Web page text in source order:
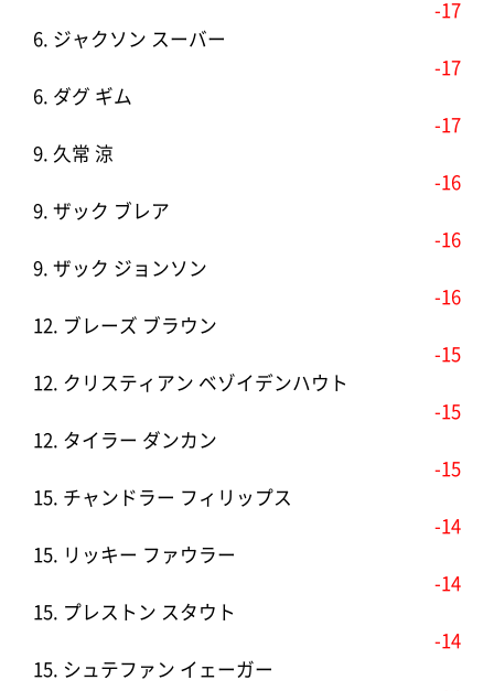
-17
6. ジャクソン スーバー
-17
6. ダグ ギム
-17
9. 久常 涼
-16
9. ザック ブレア
-16
9. ザック ジョンソン
-16
12. ブレーズ ブラウン
-15
12. クリスティアン ベゾイデンハウト
-15
12. タイラー ダンカン
-15
15. チャンドラー フィリップス
-14
15. リッキー ファウラー
-14
15. プレストン スタウト
-14
15. シュテファン イェーガー